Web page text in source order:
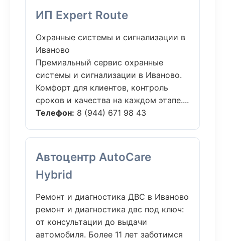
ИП Expert Route
Охранные системы и сигнализации в
Иваново
Премиальный сервис охранные
системы и сигнализации в Иваново.
Комфорт для клиентов, контроль
сроков и качества на каждом этапе....
Телефон: 8 (944) 671 98 43
Автоцентр AutoCare
Hybrid
Ремонт и диагностика ДВС в Иваново
ремонт и диагностика двс под ключ:
от консультации до выдачи
автомобиля. Более 11 лет заботимся